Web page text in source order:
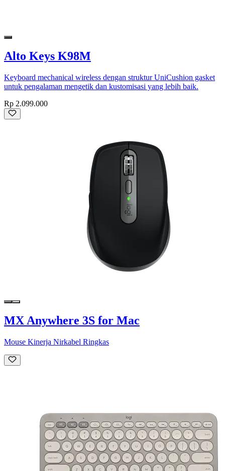
Alto Keys K98M
Keyboard mechanical wireless dengan struktur UniCushion gasket
untuk pengalaman mengetik dan kustomisasi yang lebih baik.
Rp 2.099.000
MX Anywhere 3S for Mac
Mouse Kinerja Nirkabel Ringkas